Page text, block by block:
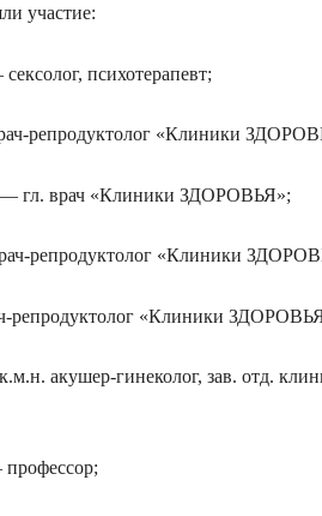
участие:
психотерапевт;
репродуктолог «Клиники
гл. врач «Клиники ЗДОРОВЬЯ»;
репродуктолог «Клиники
«Клиники
акушер-гинеколог, зав. отд.